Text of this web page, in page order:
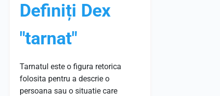
Definiți Dex
"tarnat"
Tarnatul este o figura retorica
folosita pentru a descrie o
persoana sau o situatie care